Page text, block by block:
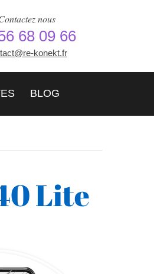
nous
68 09 66
konekt.fr
BLOG
Lite